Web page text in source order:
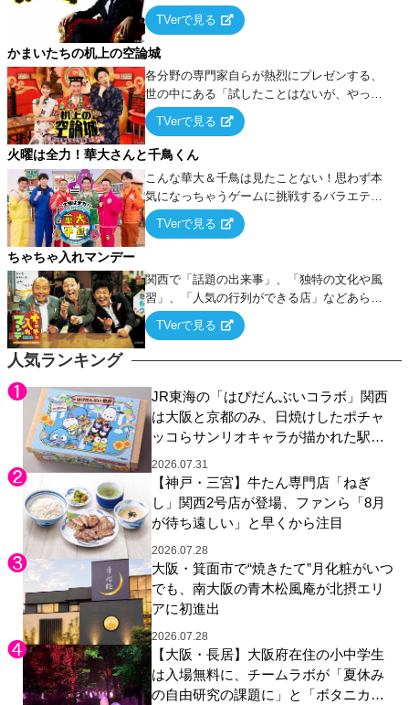
人気ランキング
JR東海の「はぴだんぶいコラボ」関西
は大阪と京都のみ、日焼けしたポチャ
ッコらサンリオキャラが描かれた駅弁
やグッズが登場
2026.07.31
【神戸・三宮】牛たん専門店「ねぎ
し」関西2号店が登場、ファンら「8月
が待ち遠しい」と早くから注目
2026.07.28
大阪・箕面市で“焼きたて”月化粧がいつ
でも、南大阪の青木松風庵が北摂エリ
アに初進出
2026.07.28
【大阪・長居】大阪府在住の小中学生
は入場無料に、チームラボが「夏休み
の自由研究の課題に」と「ボタニカル
ーム』をベースに、大喜利・ギャグ・モノボ
ケ・歌…など様々なお題で芸人がショートネ
タを競い合う！
TVerで見る
かまいたちの机上の空論城
各分野の専門家自らが熱烈にプレゼンする、
世の中にある「試したことはないが、やって
みたらこうなる！…ハズ」という“机上の空
論”に若手芸人らがカラダを張って挑む！
TVerで見る
火曜は全力！華大さんと千鳥くん
こんな華大＆千鳥は見たことない！思わず本
気になっちゃうゲームに挑戦するバラエティ
ー！
TVerで見る
ちゃちゃ入れマンデー
関西で「話題の出来事」、「独特の文化や風
習」、「人気の行列ができる店」などあらゆ
るテーマについて好き放題にちゃちゃを入れ
ていく関西色を前面に押し出したトークバラ
TVerで見る